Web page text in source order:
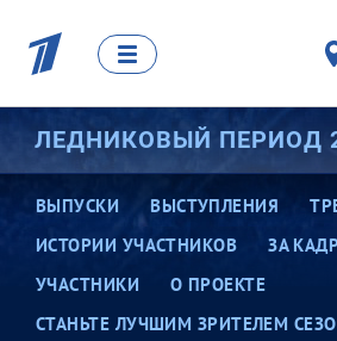
ЛЕДНИКОВЫЙ ПЕРИОД
ВЫПУСКИ ВЫСТУПЛЕНИЯ
ИСТОРИИ УЧАСТНИКОВ
ЗА
УЧАСТНИКИ
О ПРОЕКТЕ
СТАНЬТЕ ЛУЧШИМ ЗРИТЕЛЕМ